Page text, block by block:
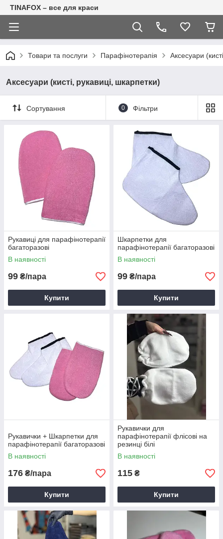
TINAFOX – все для краси
Товари та послуги Парафінотерапія Аксесуари
Аксесуари (кисті, рукавиці, шкарпетки)
Сортування 0 Фільтри
Рукавиці для парафінотерапії
багаторазові
В наявності
99 ₴/пара
Купити
Шкарпетки для
парафінотерапії багаторазові
В наявності
99 ₴/пара
Купити
Рукавички + Шкарпетки для
парафінотерапії багаторазові
В наявності
176 ₴/пара
Купити
Рукавички для
парафінотерапії флісові на
резинці білі
В наявності
115 ₴
Купити